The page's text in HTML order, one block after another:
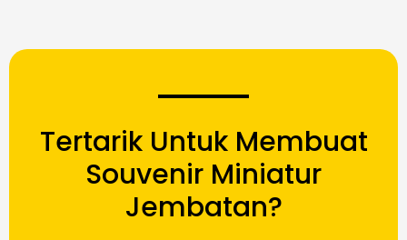
Tertarik Untuk Membuat
Souvenir Miniatur
Jembatan?